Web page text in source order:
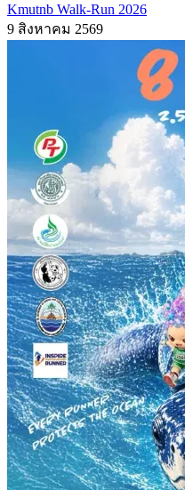
Kmutnb Walk-Run 2026
9 สิงหาคม 2569